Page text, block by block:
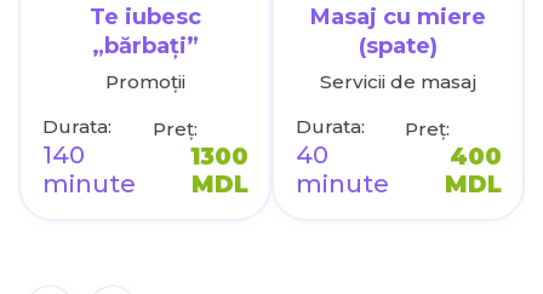
Te iubesc
„bărbați”
Promoții
Durata:
140
minute
Preț:
1300
MDL
Masaj cu miere
(spate)
Servicii de masaj
Durata:
40
minute
Preț:
400
MDL